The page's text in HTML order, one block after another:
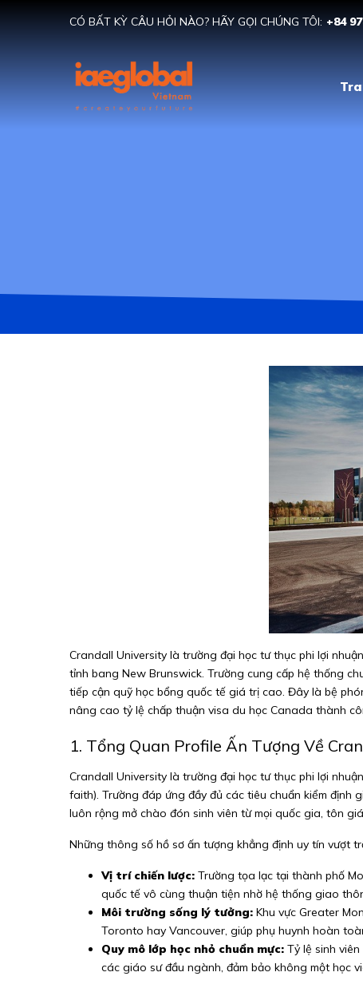
CÓ BẤT KỲ CÂU HỎI NÀO? HÃY GỌI CHÚNG TÔI: +84
Crandall University là trường đại học tư thục phi lợi
tỉnh bang New Brunswick. Trường cung cấp hệ thống
tiếp cận quỹ học bổng quốc tế giá trị cao. Đây là bệ
nâng cao tỷ lệ chấp thuận visa du học Canada thành
1. Tổng Quan Profile Ấn Tượng Về
Crandall University là trường đại học tư thục phi lợi
faith). Trường đáp ứng đầy đủ các tiêu chuẩn kiểm
luôn rộng mở chào đón sinh viên từ mọi quốc gia, tôn
Những thông số hồ sơ ấn tượng khẳng định uy tín vượt
Vị trí chiến lược: Trường tọa lạc tại thành phố
quốc tế vô cùng thuận tiện nhờ hệ thống giao
Môi trường sống lý tưởng: Khu vực Greater
Toronto hay Vancouver, giúp phụ huynh hoàn
Quy mô lớp học nhỏ chuẩn mực: Tỷ lệ sinh
các giáo sư đầu ngành, đảm bảo không một học